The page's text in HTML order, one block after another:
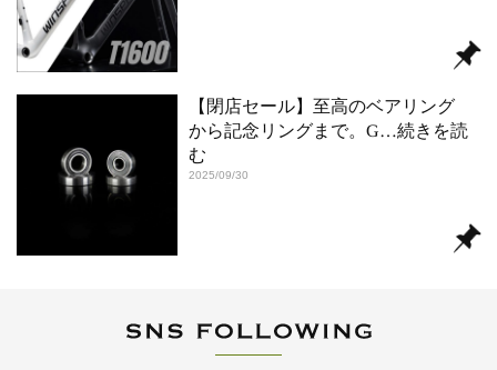
【閉店セール】至高のベアリング
から記念リングまで。G…続きを読
む
2025/09/30